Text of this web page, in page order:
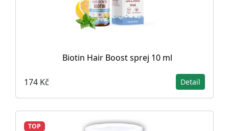
Biotin Hair Boost sprej 10 ml
174 Kč Detail
TOP